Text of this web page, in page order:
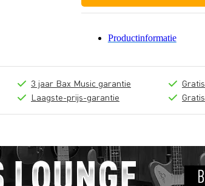
Productinformatie
3 jaar Bax Music garantie
Laagste-prijs-garantie